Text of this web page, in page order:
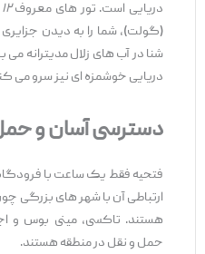
دریایی است. تور های معروف۱۲
(گولت)، شما را به دیدن
شنا در آب‌ های زلال مدیترانه می
دریایی خوشمزه ‌ای نیز سرو می
دسترسی آسان و حمل
فتحیه فقط یک ساعت با فرودگاه
ارتباطی آن با شهر های بزرگی چون
هستند. تاکسی، مینی ‌بوس و
حمل ‌و نقل در منطقه هستند.